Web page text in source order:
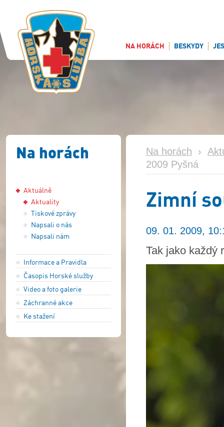
NA HORÁCH BESKYDY
Na horách
Aktuálně
Aktuality
Tiskové zprávy
Napsali o nás
Napsali nám
Informace a Pravidla
Časopis Horské služby
Video a foto galerie
Záchranné akce
Ke stažení
Na horách ›
2009 Pyšná
Zimní
09. 01. 2009,
Tak jako každý